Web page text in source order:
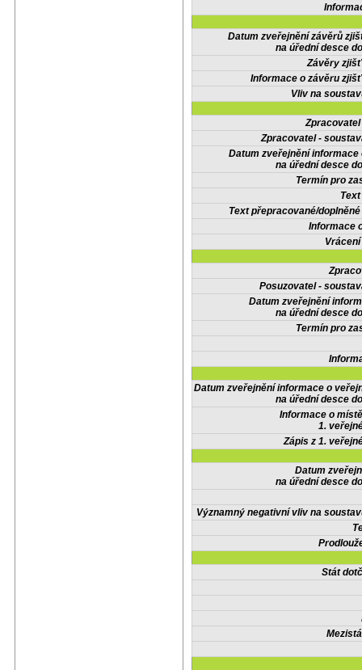
Datum zveřejnění závěrů
na úřední desce
Závěry
Informace o závěru
Vliv na
Zpracovatel -
Datum zveřejnění informace
na úřední desce
Termín pro
Text přepracované/
Informace
Posuzovatel -
Datum zveřejnění
na úřední desce
Termín pro
Datum zveřejnění informace o
na úřední desce
Informace o
1.
Zápis z 1.
Datum
na úřední desce
Významný negativní vliv na
Stát